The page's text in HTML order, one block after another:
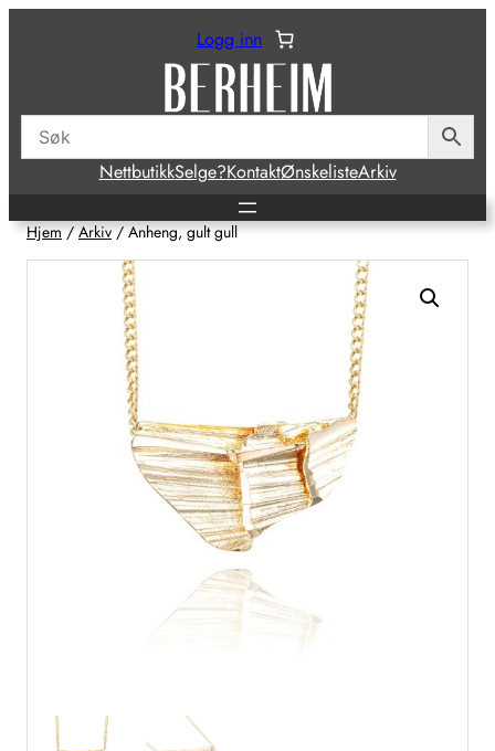
Logg inn
NettbutikkSelge?KontaktØnskelisteArkiv
Hjem/Arkiv/ Anheng, gult gull